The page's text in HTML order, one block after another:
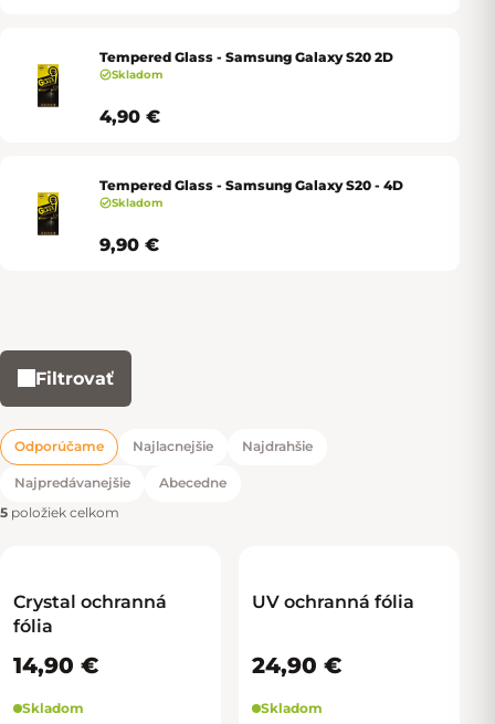
Tempered Glass - Samsung Galaxy S20 2D
Skladom
4,90 €
Tempered Glass - Samsung Galaxy S20 - 4D
Skladom
9,90 €
Filtrovať
Radenie produktov
Odporúčame Najlacnejšie Najdrahšie
Najpredávanejšie
Abecedne
5 položiek celkom
Výpis produktov
Crystal ochranná
fólia
14,90 €
Skladom
UV ochranná fólia
24,90 €
Skladom